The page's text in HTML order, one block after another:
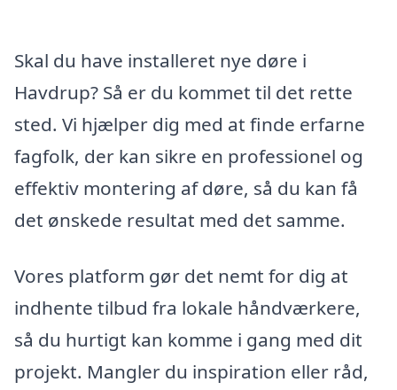
Skal du have installeret nye døre i
Havdrup? Så er du kommet til det rette
sted. Vi hjælper dig med at finde erfarne
fagfolk, der kan sikre en professionel og
effektiv montering af døre, så du kan få
det ønskede resultat med det samme.
Vores platform gør det nemt for dig at
indhente tilbud fra lokale håndværkere,
så du hurtigt kan komme i gang med dit
projekt. Mangler du inspiration eller råd,